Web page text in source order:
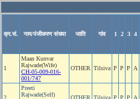
क्र.सं. नाम/पंजीकरण संख्या जाति गांव 1 2 3 4
1
Maan Kunvar
Rajwade(Wife)
CH-05-009-016-
001/747
OTHER Tilsiva P P P A
2
Preeti
Rajwade(Self)
OTHER Tilsiva P P P A